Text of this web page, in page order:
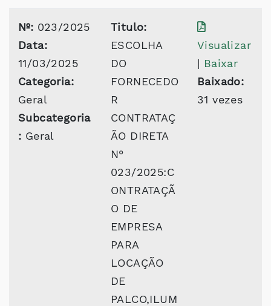
Nº: 023/2025
Data:
11/03/2025
Categoria:
Geral
Subcategoria
: Geral
Titulo:
ESCOLHA
DO
FORNECEDO
R
CONTRATAÇ
ÃO DIRETA
N°
023/2025:C
ONTRATAÇÃ
O DE
EMPRESA
PARA
LOCAÇÃO
DE
PALCO,ILUM
Visualizar
| Baixar
Baixado:
31 vezes